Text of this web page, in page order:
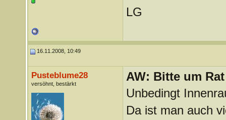
LG
16.11.2008, 10:49
Pusteblume28
versöhnt, bestärkt
AW: Bitte um Rat
Unbedingt
Da ist man auch